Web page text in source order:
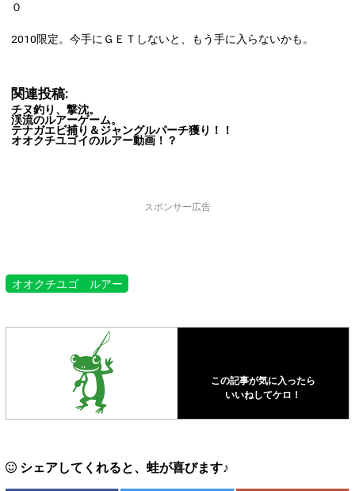
０
2010限定。今手にＧＥＴしないと、もう手に入らないかも。
関連投稿:
チヌ釣り、撃沈。
渓流のルアーゲーム。
テナガエビ捕り＆ジャングルパーチ獲り！！
オオクチユゴイのルアー動画！？
スポンサー広告
オオクチユゴ ルアー
この記事が気に入ったら
いいねしてケロ！
シェアしてくれると、蛙が喜びます♪